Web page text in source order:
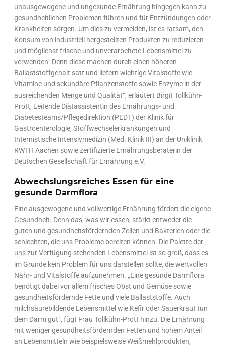
unausgewogene und ungesunde Ernährung hingegen kann zu
gesundheitlichen Problemen führen und für Entzündungen oder
Krankheiten sorgen. Um dies zu vermeiden, ist es ratsam, den
Konsum von industriell hergestellten Produkten zu reduzieren
und möglichst frische und unverarbeitete Lebensmittel zu
verwenden. Denn diese machen durch einen höheren
Ballaststoffgehalt satt und liefern wichtige Vitalstoffe wie
Vitamine und sekundäre Pflanzenstoffe sowie Enzyme in der
ausreichenden Menge und Qualität“, erläutert Birgit Tollkühn-
Prott, Leitende Diätassistentin des Ernährungs- und
Diabetesteams/Pflegedirektion (PEDT) der Klinik für
Gastroenterologie, Stoffwechselerkrankungen und
Internistische Intensivmedizin (Med. Klinik III) an der Uniklinik
RWTH Aachen sowie zertifizierte Ernährungsberaterin der
Deutschen Gesellschaft für Ernährung e.V.
Abwechslungsreiches Essen für eine
gesunde Darmflora
Eine ausgewogene und vollwertige Ernährung fördert die eigene
Gesundheit. Denn das, was wir essen, stärkt entweder die
guten und gesundheitsfördernden Zellen und Bakterien oder die
schlechten, die uns Probleme bereiten können. Die Palette der
uns zur Verfügung stehenden Lebensmittel ist so groß, dass es
im Grunde kein Problem für uns darstellen sollte, die wertvollen
Nähr- und Vitalstoffe aufzunehmen. „Eine gesunde Darmflora
benötigt dabei vor allem frisches Obst und Gemüse sowie
gesundheitsfördernde Fette und viele Ballaststoffe. Auch
milchsäurebildende Lebensmittel wie Kefir oder Sauerkraut tun
dem Darm gut“, fügt Frau Tollkühn-Prott hinzu. Die Ernährung
mit weniger gesundheitsfördernden Fetten und hohem Anteil
an Lebensmitteln wie beispielsweise Weißmehlprodukten,